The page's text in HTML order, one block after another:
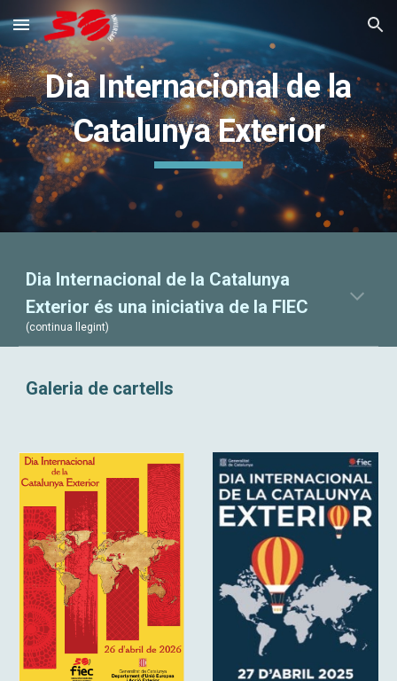
Skip to main content Skip to navigation
Dia Internacional de la
Catalunya Exterior
Dia Internacional de la Catalunya
Exterior és una iniciativa de la FIEC
(continua llegint)
Galeria de cartells